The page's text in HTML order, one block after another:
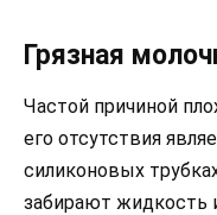
Грязная
Частой причиной
его отсутствия
силиконовых
забирают жидкость